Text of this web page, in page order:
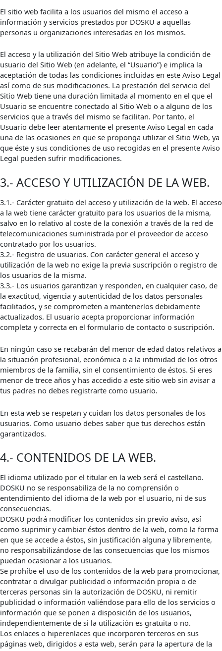
El sitio web facilita a los usuarios del mismo el acceso a
información y servicios prestados por DOSKU a aquellas
personas u organizaciones interesadas en los mismos.
El acceso y la utilización del Sitio Web atribuye la condición de
usuario del Sitio Web (en adelante, el “Usuario”) e implica la
aceptación de todas las condiciones incluidas en este Aviso Legal
así como de sus modificaciones. La prestación del servicio del
Sitio Web tiene una duración limitada al momento en el que el
Usuario se encuentre conectado al Sitio Web o a alguno de los
servicios que a través del mismo se facilitan. Por tanto, el
Usuario debe leer atentamente el presente Aviso Legal en cada
una de las ocasiones en que se proponga utilizar el Sitio Web, ya
que éste y sus condiciones de uso recogidas en el presente Aviso
Legal pueden sufrir modificaciones.
3.- ACCESO Y UTILIZACIÓN DE LA WEB.
3.1.- Carácter gratuito del acceso y utilización de la web. El acceso
a la web tiene carácter gratuito para los usuarios de la misma,
salvo en lo relativo al coste de la conexión a través de la red de
telecomunicaciones suministrada por el proveedor de acceso
contratado por los usuarios.
3.2.- Registro de usuarios. Con carácter general el acceso y
utilización de la web no exige la previa suscripción o registro de
los usuarios de la misma.
3.3.- Los usuarios garantizan y responden, en cualquier caso, de
la exactitud, vigencia y autenticidad de los datos personales
facilitados, y se comprometen a mantenerlos debidamente
actualizados. El usuario acepta proporcionar información
completa y correcta en el formulario de contacto o suscripción.
En ningún caso se recabarán del menor de edad datos relativos a
la situación profesional, económica o a la intimidad de los otros
miembros de la familia, sin el consentimiento de éstos. Si eres
menor de trece años y has accedido a este sitio web sin avisar a
tus padres no debes registrarte como usuario.
En esta web se respetan y cuidan los datos personales de los
usuarios. Como usuario debes saber que tus derechos están
garantizados.
4.- CONTENIDOS DE LA WEB.
El idioma utilizado por el titular en la web será el castellano.
DOSKU no se responsabiliza de la no comprensión o
entendimiento del idioma de la web por el usuario, ni de sus
consecuencias.
DOSKU podrá modificar los contenidos sin previo aviso, así
como suprimir y cambiar éstos dentro de la web, como la forma
en que se accede a éstos, sin justificación alguna y libremente,
no responsabilizándose de las consecuencias que los mismos
puedan ocasionar a los usuarios.
Se prohíbe el uso de los contenidos de la web para promocionar,
contratar o divulgar publicidad o información propia o de
terceras personas sin la autorización de DOSKU, ni remitir
publicidad o información valiéndose para ello de los servicios o
información que se ponen a disposición de los usuarios,
independientemente de si la utilización es gratuita o no.
Los enlaces o hiperenlaces que incorporen terceros en sus
páginas web, dirigidos a esta web, serán para la apertura de la